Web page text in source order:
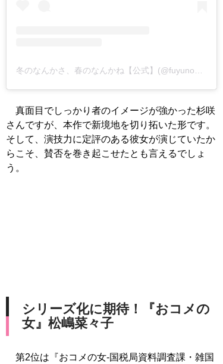
冬のなんかさ、春のなんかね【公式】(@fuyunonankasa)がシェアした投稿
真面目でしっかり者のイメージが強かった杉咲
さんですが、本作で新境地を切り拓いた形です。
そして、演技力に定評のある彼女が演じていたか
らこそ、賛否を巻き起こせたとも言えるでしょ
う。
シリーズ化に期待！『おコメの
女』松嶋菜々子
第2位は『おコメの女-国税局資料調査課・雑国